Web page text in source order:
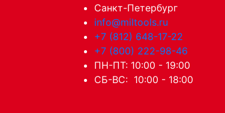
Санкт-Петербург
info@miltools.ru
+7 (812) 648-17-22
+7 (800) 222-98-46
ПН-ПТ: 10:00 - 19:00
СБ-ВС: 10:00 - 18:00